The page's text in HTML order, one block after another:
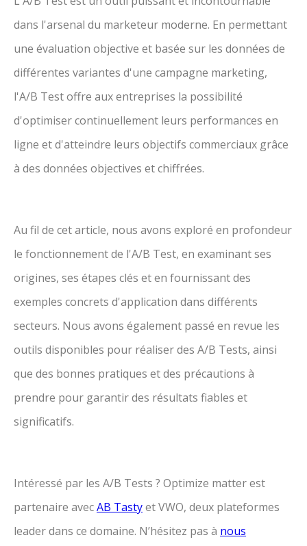
dans l'arsenal du marketeur moderne. En permettant
une évaluation objective et basée sur les données de
différentes variantes d'une campagne marketing,
l'A/B Test offre aux entreprises la possibilité
d'optimiser continuellement leurs performances en
ligne et d'atteindre leurs objectifs commerciaux grâce
à des données objectives et chiffrées.
Au fil de cet article, nous avons exploré en profondeur
le fonctionnement de l'A/B Test, en examinant ses
origines, ses étapes clés et en fournissant des
exemples concrets d'application dans différents
secteurs. Nous avons également passé en revue les
outils disponibles pour réaliser des A/B Tests, ainsi
que des bonnes pratiques et des précautions à
prendre pour garantir des résultats fiables et
significatifs.
Intéressé par les A/B Tests ? Optimize matter est
partenaire avecAB Tastyet VWO, deux plateformes
leader dans ce domaine. N’hésitez pas à nous